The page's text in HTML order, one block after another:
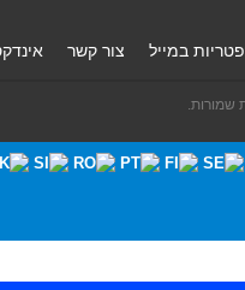
פטריות במייל צור קשר